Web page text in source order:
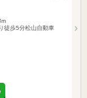
徒歩5分松山自動車